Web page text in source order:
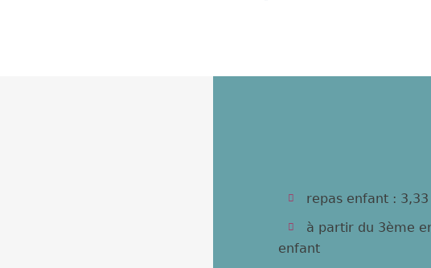
repas enfant :
à partir du 3ème
enfant